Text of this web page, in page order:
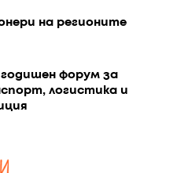
на регионите
форум за
логистика и